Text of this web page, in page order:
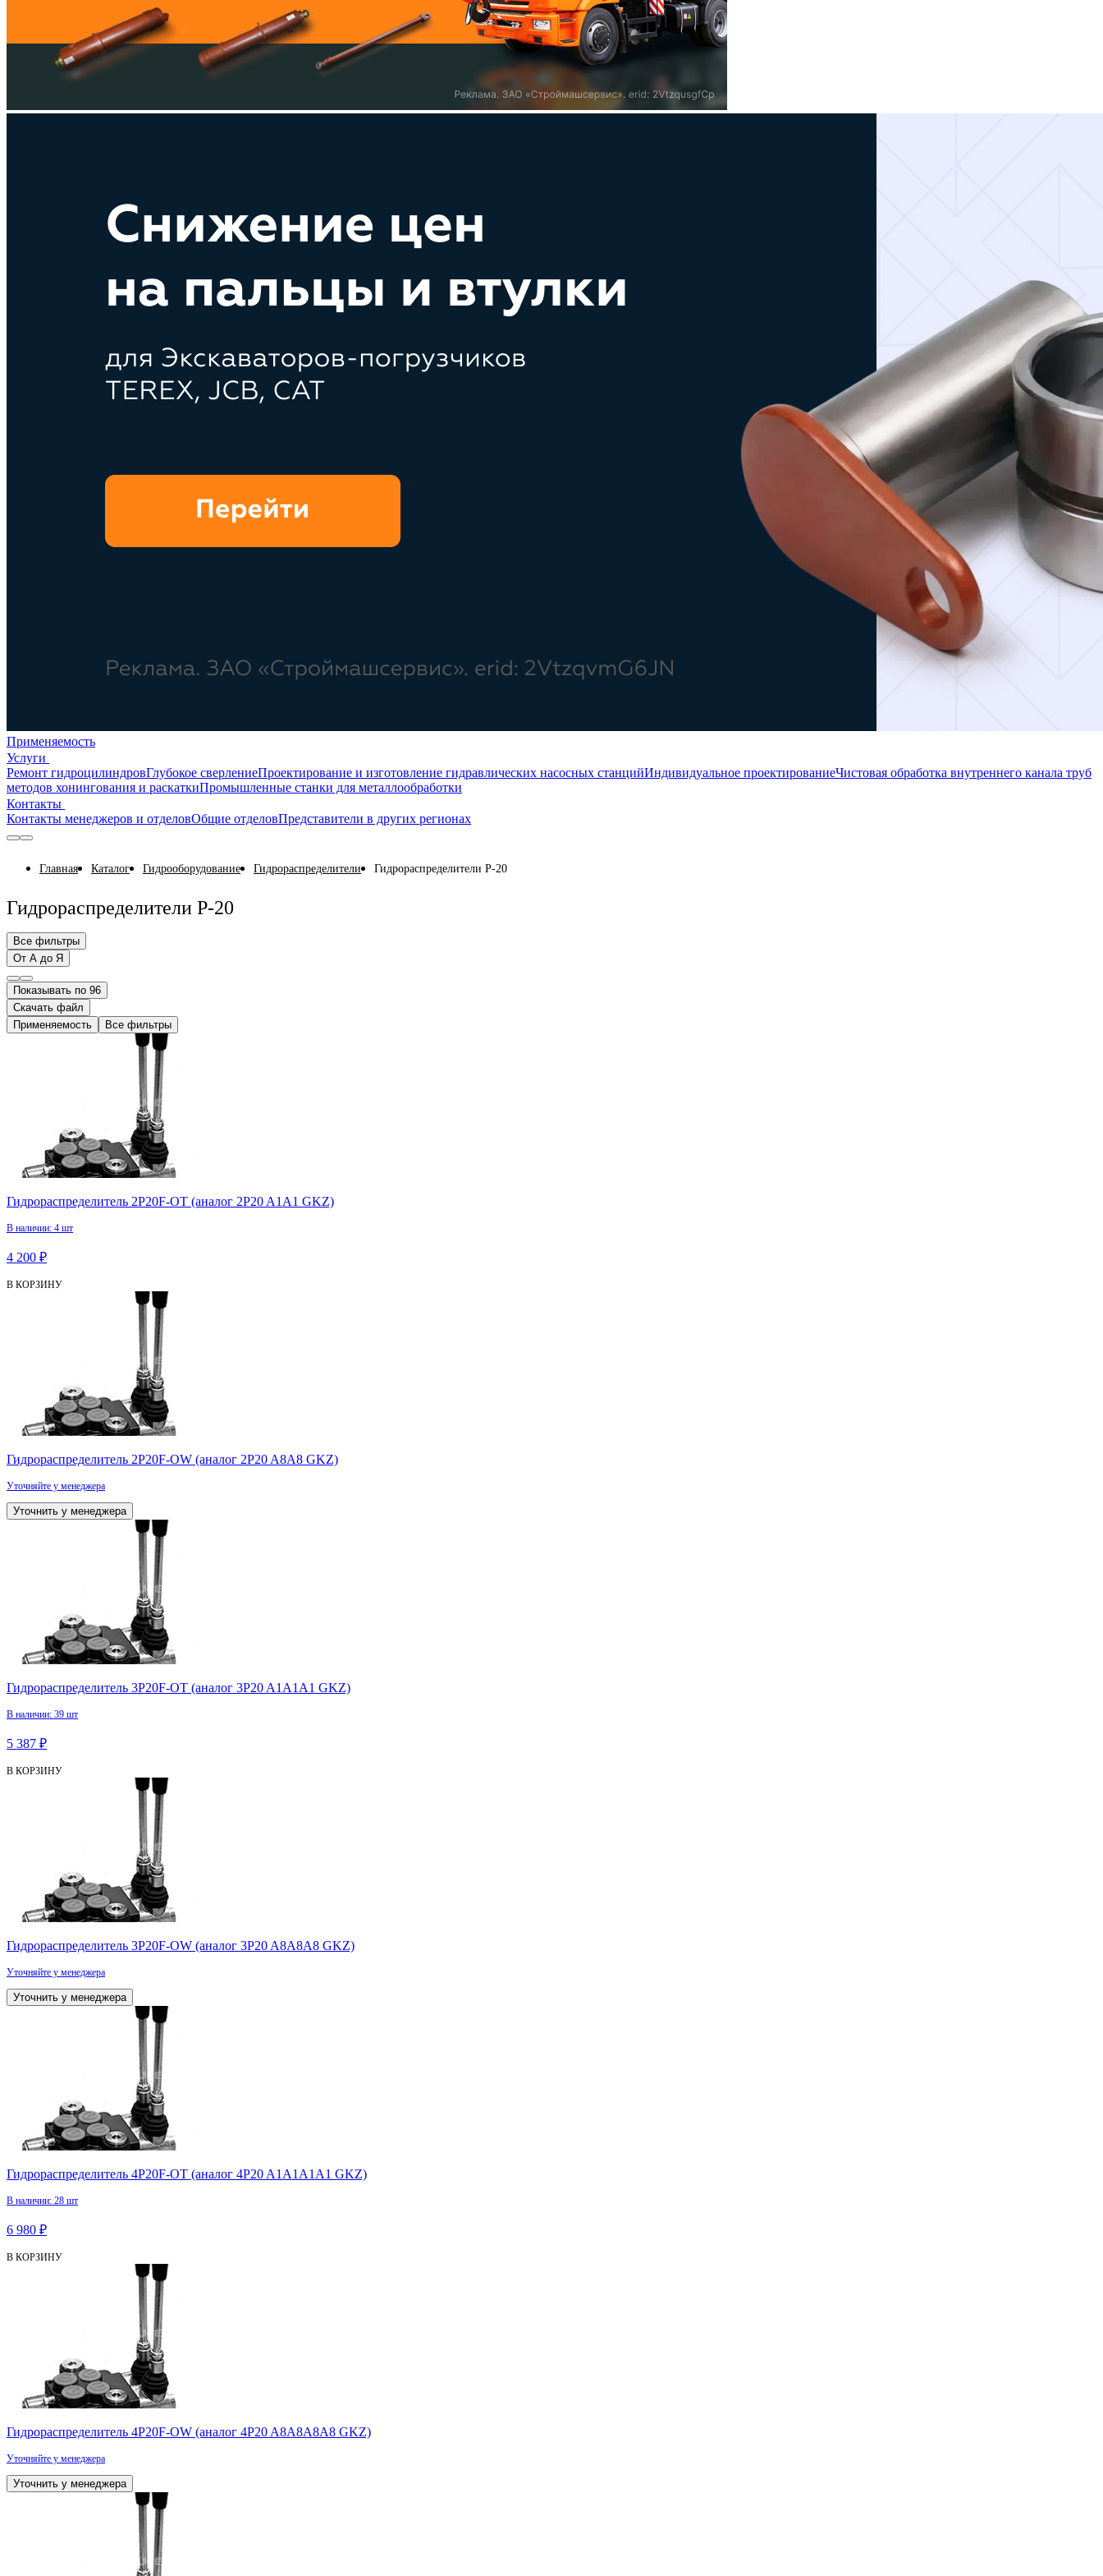
Применяемость
Услуги
Ремонт гидроцилиндровГлубокое сверлениеПроектирование и изготовление гидравлических насосных станцийИндивидуальное проектированиеЧистовая обработка внутреннего канала труб
методов хонингования и раскаткиПромышленные станки для металлообработки
Контакты
Контакты менеджеров и отделовОбщие отделовПредставители в других регионах
Главная Каталог Гидрооборудование Гидрораспределители Гидрораспределители Р-20
Гидрораспределители Р-20
Все фильтры
От А до Я
Показывать по 96
Скачать файл
Применяемость
Все фильтры
Гидрораспределитель 2P20F-OT (аналог 2P20 A1А1 GKZ)
В наличии: 4 шт
4 200 ₽
В КОРЗИНУ
Гидрораспределитель 2P20F-OW (аналог 2P20 A8А8 GKZ)
Уточняйте у менеджера
Уточнить у менеджера
Гидрораспределитель 3P20F-OT (аналог 3P20 A1А1А1 GKZ)
В наличии: 39 шт
5 387 ₽
В КОРЗИНУ
Гидрораспределитель 3P20F-OW (аналог 3P20 A8А8А8 GKZ)
Уточняйте у менеджера
Уточнить у менеджера
Гидрораспределитель 4P20F-OT (аналог 4P20 A1А1A1А1 GKZ)
В наличии: 28 шт
6 980 ₽
В КОРЗИНУ
Гидрораспределитель 4P20F-OW (аналог 4P20 A8А8A8А8 GKZ)
Уточняйте у менеджера
Уточнить у менеджера